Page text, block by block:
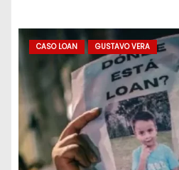
CASO LOAN GUSTAVO VERA